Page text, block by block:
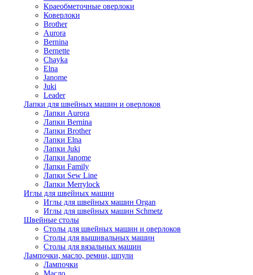
Краеобметочные оверлоки
Коверлоки
Brother
Aurora
Bernina
Bernette
Chayka
Elna
Janome
Juki
Leader
Лапки для швейных машин и оверлоков
Лапки Aurora
Лапки Bernina
Лапки Brother
Лапки Elna
Лапки Juki
Лапки Janome
Лапки Family
Лапки Sew Line
Лапки Merrylock
Иглы для швейных машин
Иглы для швейных машин Organ
Иглы для швейных машин Schmetz
Швейные столы
Столы для швейных машин и оверлоков
Столы для вышивальных машин
Столы для вязальных машин
Лампочки, масло, ремни, шпули
Лампочки
Масло